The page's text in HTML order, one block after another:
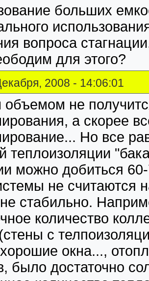
больших
вопроса
для этого?
2008 - 14:06:01
объемом не
а скорее
Но все
теплоизоляции
можно добиться
не считаются
стабильно.
количество
с
окна...,
было достаточно